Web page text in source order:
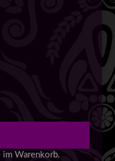
im Warenkorb.